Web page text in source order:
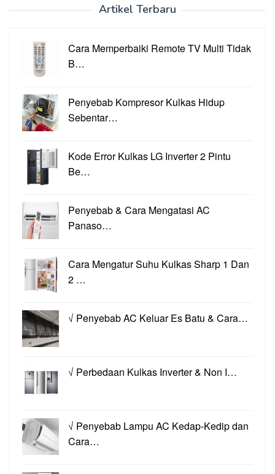
Artikel Terbaru
Cara Memperbaiki Remote TV Multi Tidak
B…
Penyebab Kompresor Kulkas Hidup
Sebentar…
Kode Error Kulkas LG Inverter 2 Pintu
Be…
Penyebab & Cara Mengatasi AC
Panaso…
Cara Mengatur Suhu Kulkas Sharp 1 Dan
2 …
√ Penyebab AC Keluar Es Batu & Cara…
√ Perbedaan Kulkas Inverter & Non I…
√ Penyebab Lampu AC Kedap-Kedip dan
Cara…